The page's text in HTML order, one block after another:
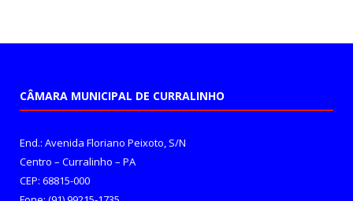
CÂMARA MUNICIPAL DE CURRALINHO
End.: Avenida Floriano Peixoto, S/N
Centro – Curralinho – PA
CEP: 68815-000